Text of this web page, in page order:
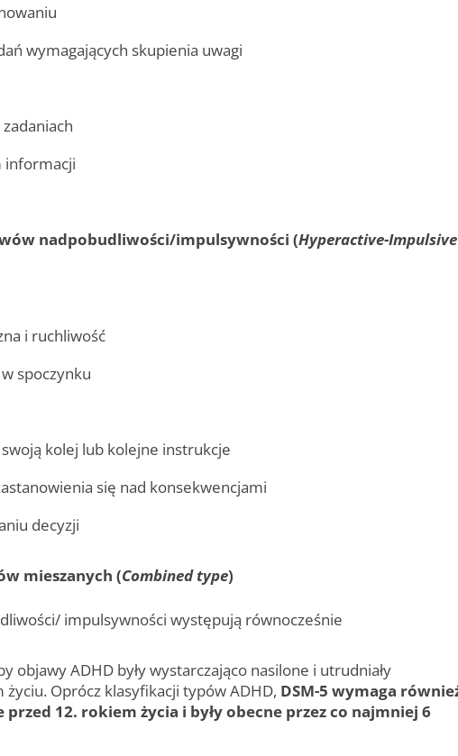
wymagających skupienia uwagi
informacji
nadpobudliwości/impulsywności (Hyperactive-Impulsive
i ruchliwość
spoczynku
kolej lub kolejne instrukcje
się nad konsekwencjami
decyzji
mieszanych (Combined type)
impulsywności występują równocześnie
objawy ADHD były wystarczająco nasilone i utrudniały
Oprócz klasyfikacji typów ADHD, DSM-5 wymaga
przed 12. rokiem życia i były obecne przez co najmniej 6